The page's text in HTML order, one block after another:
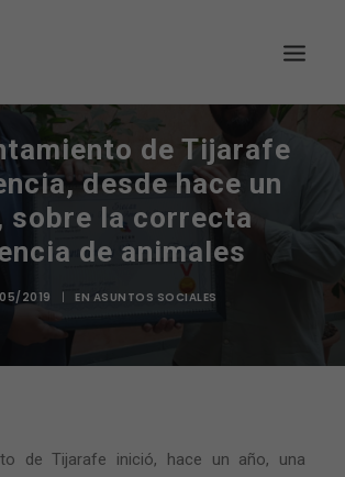
de Tijarafe
desde hace un
sobre la correcta
de animales
2019 | EN ASUNTOS SOCIALES
de Tijarafe inició, hace un año, una